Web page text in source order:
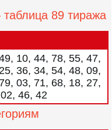
89 тиража
10, 44, 78, 55, 47,
36, 34, 54, 48, 09,
03, 71, 68, 18, 27,
46, 42